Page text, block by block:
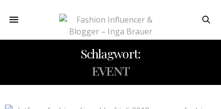
Schlagwort:
EVENT